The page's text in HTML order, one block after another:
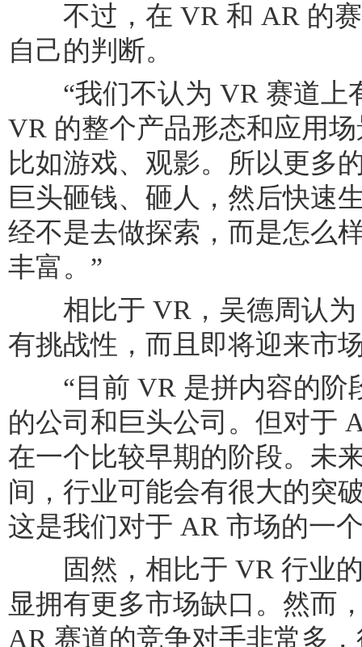
不过，在 VR 和 AR 的赛
自己的判断。
“我们不认为 VR 赛道上
VR 的整个产品形态和应用
比如游戏、观影。所以更多
巨头砸钱、砸人，然后快速
经不是去做探索，而是怎么
丰富。”
相比于 VR，吴德周认为
有挑战性，而且即将迎来市
“目前 VR 是拼内容的阶
的公司和巨头公司。但对于
在一个比较早期的阶段。未
间，行业可能会有很大的突
这是我们对于 AR 市场的一
固然，相比于 VR 行业的
显拥有更多市场缺口。然而
AR 赛道的竞争对手非常多